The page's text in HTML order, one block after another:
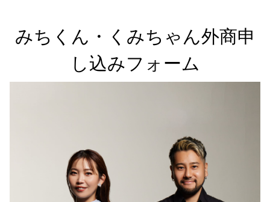
みちくん・くみちゃん外商申
し込みフォーム